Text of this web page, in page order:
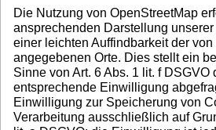
Die Nutzung von OpenStreetMap
ansprechenden Darstellung
einer leichten Auffindbarkeit der
angegebenen Orte. Dies stellt ein
Sinne von Art. 6 Abs. 1 lit. f DSGVO
entsprechende Einwilligung
Einwilligung zur Speicherung von
Verarbeitung ausschließlich auf